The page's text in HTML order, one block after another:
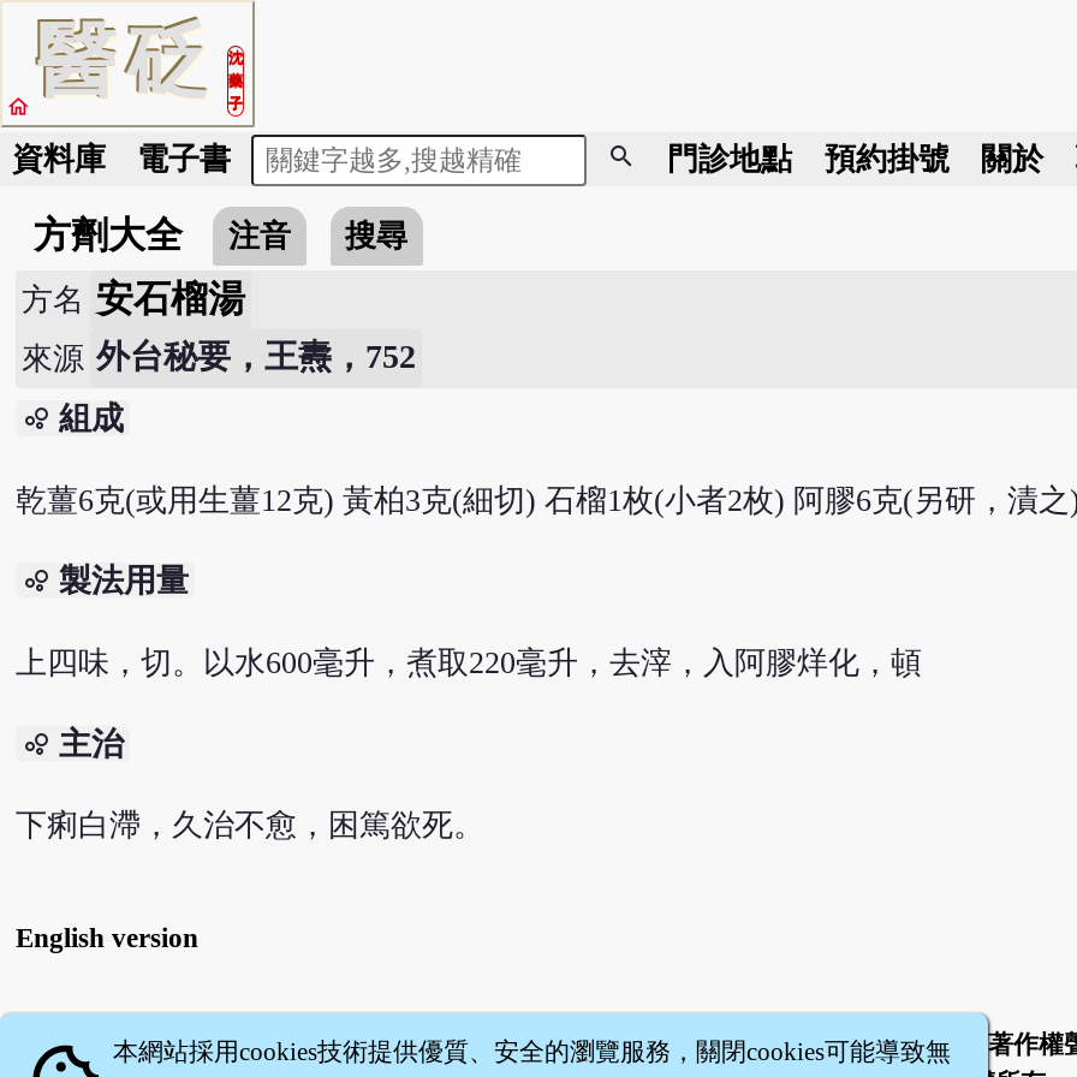
醫砭
沈
藥
子
home
資料庫 電子書 search 門診地點 預約掛號 關於
方劑大全 注音
搜尋
方名 安石榴湯
來源 外台秘要，王燾，752
bubble_chart 組成
乾薑6克(或用生薑12克) 黃柏3克(細切) 石榴1枚(小者2枚) 阿膠6克(另研，漬之
bubble_chart 製法用量
上四味，切。以水600毫升，煮取220毫升，去滓，入阿膠烊化，頓
bubble_chart 主治
下痢白滯，久治不愈，困篤欲死。
English version
關於 | 聯絡我們 服務條款 隱私權條款
著作權
本網站採用cookies技術提供優質、安全的瀏覽服務，關閉cookies可能導致無